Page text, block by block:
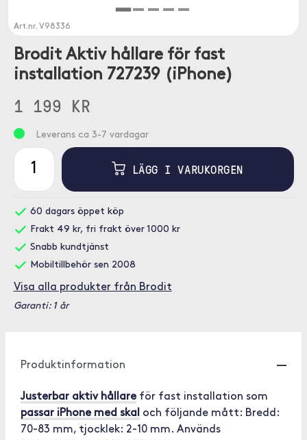
Art.nr. V98336
Brodit Aktiv hållare för fast
installation 727239 (iPhone)
1 199 KR
Leverans ca 3-7 vardagar
LÄGG I VARUKORGEN
60 dagars öppet köp
Frakt 49 kr, fri frakt över 1000 kr
Snabb kundtjänst
Mobiltillbehör sen 2008
Visa alla produkter från Brodit
Garanti: 1 år
Produktinformation
Justerbar aktiv hållareför fast installation som
passar iPhone med skal och följande mått: Bredd:
70-83 mm, tjocklek: 2-10 mm. Används